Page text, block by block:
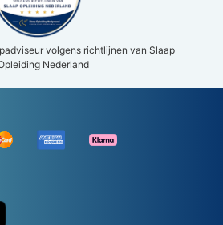
volgens richtlijnen van Slaap
Nederland